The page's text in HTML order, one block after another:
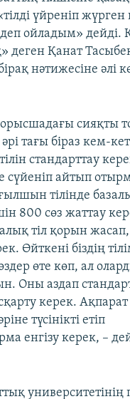
үйреніп жүрген
ойладым» дейді.
деген Қанат
нәтижесіне әлі
сияқты
тағы біраз кем-
стандарттау
сүйеніп айтып
тілінде
800 сөз жаттау
тіл қорын
Өйткені біздің
өте көп, ал
Оны аздап
керек.
түсінікті етіп
енгізу керек, –